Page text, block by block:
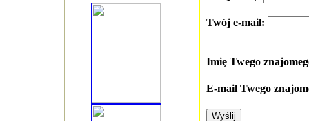
Twój e-mail:
Imię Twego
E-mail Twego